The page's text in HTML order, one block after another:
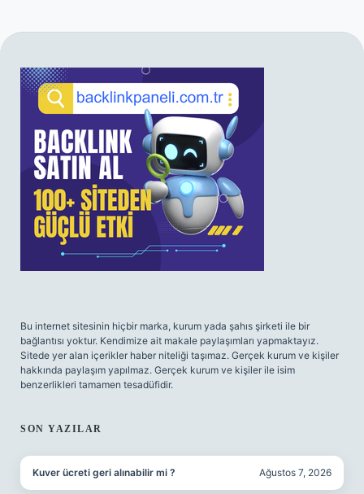
SIDEBAR
Bu internet sitesinin hiçbir marka, kurum yada şahıs şirketi ile bir
bağlantısı yoktur. Kendimize ait makale paylaşımları yapmaktayız.
Sitede yer alan içerikler haber niteliği taşımaz. Gerçek kurum ve kişiler
hakkında paylaşım yapılmaz. Gerçek kurum ve kişiler ile isim
benzerlikleri tamamen tesadüfidir.
SON YAZILAR
Kuver ücreti geri alınabilir mi ? Ağustos 7, 2026